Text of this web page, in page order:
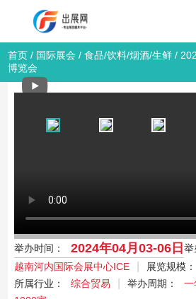
首页 / 国际展会 /食品/饮料/烟酒/生鲜 /
博览会
五金/建材/泵阀/暖通
家居/婴童/酒店/礼品 户外/狩猎/体育/运动
举办时间： 2024年04月03-06日 举
越南河内国际会展中心ICE
展览规模：
所属行业：
综合贸易 举办周期： 一